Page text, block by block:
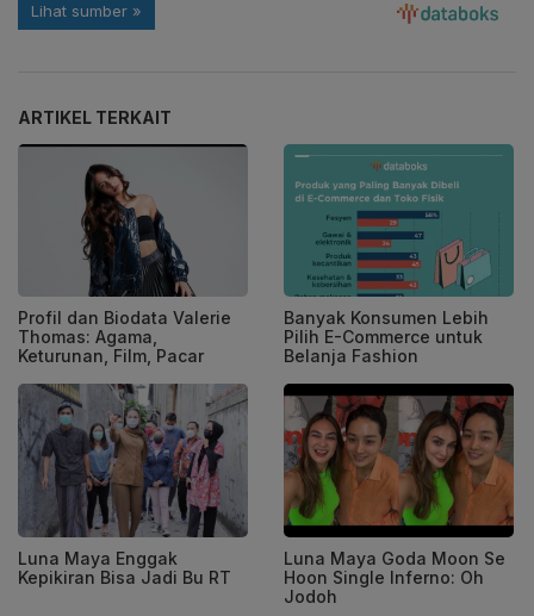
ARTIKEL TERKAIT
Profil dan Biodata Valerie
Thomas: Agama,
Keturunan, Film, Pacar
Banyak Konsumen Lebih
Pilih E-Commerce untuk
Belanja Fashion
Luna Maya Enggak
Kepikiran Bisa Jadi Bu RT
Luna Maya Goda Moon Se
Hoon Single Inferno: Oh
Jodoh